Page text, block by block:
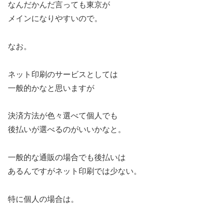
なんだかんだ言っても東京が
メインになりやすいので。
なお。
ネット印刷のサービスとしては
一般的かなと思いますが
決済方法が色々選べて個人でも
後払いが選べるのがいいかなと。
一般的な通販の場合でも後払いは
あるんですがネット印刷では少ない。
特に個人の場合は。